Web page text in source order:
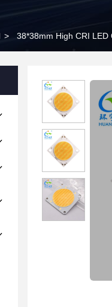
> 38*38mm High CRI LED